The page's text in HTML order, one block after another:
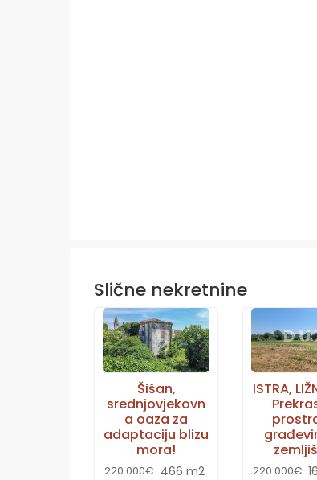
Slične nekretnine
Šišan,
srednjovjekovn
a oaza za
adaptaciju blizu
mora!
220.000€ 466 m2
ISTRA,
220.000€